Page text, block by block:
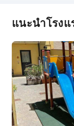
แนะนำโรงแ